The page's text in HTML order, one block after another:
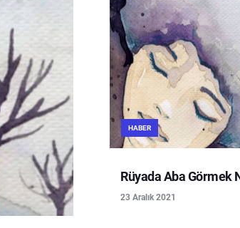
HABER
Rüyada Aba Görmek
23 Aralık 2021